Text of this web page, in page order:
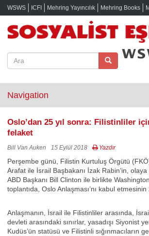
WSWS ICFI Mehring Yayıncılık Mehring Books
Navigation
Oslo’dan 25 yıl sonra: Filistinliler
felaket
Bill Van Auken 15 Eylül 2018 Yazdır
Perşembe günü, Filistin Kurtuluş Örgütü
Arafat ile İsrail Başbakanı İzak Rabin’in,
ABD Başkanı Bill Clinton ile birlikte
toplantıda, Oslo Anlaşması’nı kabul
Anlaşmanın, İsrail ile Filistinliler arasında,
devleti arasındaki sınırlar, yasadışı Siyonist
Kudüs’ün statüsü ve Filistinli sığınmacıların